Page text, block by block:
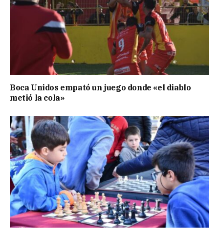
Boca Unidos empató un juego donde «el diablo
metió la cola»